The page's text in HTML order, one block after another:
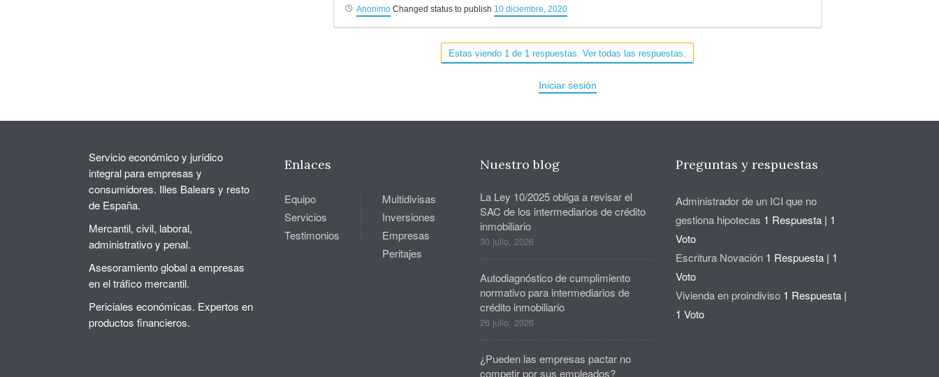
Anonimo Changed status to publish 10 diciembre, 2020
Estas viendo 1 de 1 respuestas. Ver todas las respuestas.
Iniciar sesión
Servicio económico y jurídico
integral para empresas y
consumidores. Illes Balears y resto
de España.
Mercantil, civil, laboral,
administrativo y penal.
Asesoramiento global a empresas
en el tráfico mercantil.
Periciales económicas. Expertos en
productos financieros.
Enlaces
Equipo
Servicios
Testimonios
Multidivisas
Inversiones
Empresas
Peritajes
Nuestro blog
La Ley 10/2025 obliga a revisar el
SAC de los intermediarios de crédito
inmobiliario
30 julio, 2026
Autodiagnóstico de cumplimiento
normativo para intermediarios de
crédito inmobiliario
26 julio, 2026
¿Pueden las empresas pactar no
competir por sus empleados?
Preguntas y respuestas
Administrador de un ICI que no
gestiona hipotecas 1 Respuesta | 1
Voto
Escritura Novación 1 Respuesta | 1
Voto
Vivienda en proindiviso 1 Respuesta |
1 Voto